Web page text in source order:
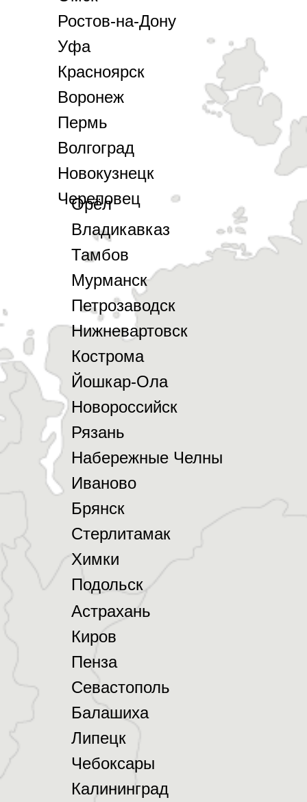
Ростов-на-Дону
Уфа
Красноярск
Воронеж
Пермь
Волгоград
Новокузнецк
Череповец
Астрахань
Киров
Пенза
Севастополь
Балашиха
Липецк
Чебоксары
Калининград
Орёл
Владикавказ
Тамбов
Мурманск
Петрозаводск
Нижневартовск
Кострома
Йошкар-Ола
Новороссийск
Рязань
Набережные Челны
Иваново
Брянск
Стерлитамак
Химки
Подольск